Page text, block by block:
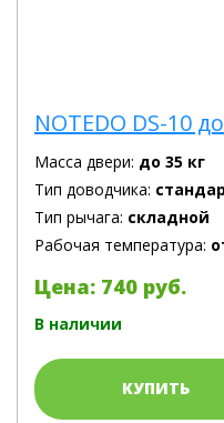
NOTEDO DS-10
Масса двери: до 35 кг
Тип доводчика:
Тип рычага: складной
Рабочая температура:
Цена: 740 руб.
В наличии
КУПИТЬ